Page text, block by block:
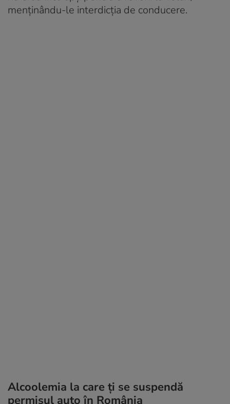
menținându-le interdicția de conducere.
Alcoolemia la care ți se suspendă
permisul auto în România